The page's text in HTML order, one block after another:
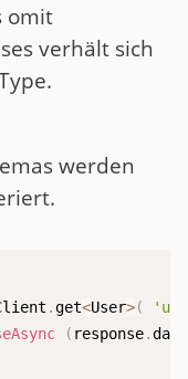
omit
verhält sich
werden
.get<User>(
( response.data